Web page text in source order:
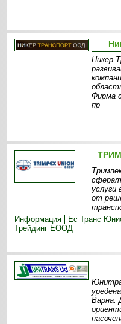
Никер
Фирма
пр
услуги
от
Информация
Ес Транс
Трейдинг ЕООД
Варна.